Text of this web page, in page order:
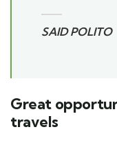
SAID POLITO
Great
travels